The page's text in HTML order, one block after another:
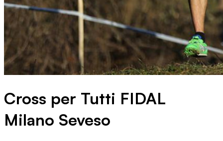
Cross per Tutti FIDAL
Milano Seveso